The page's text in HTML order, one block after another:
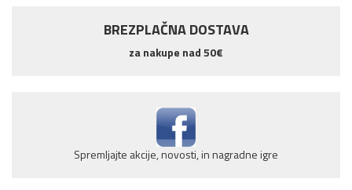
BREZPLAČNA DOSTAVA
za nakupe nad 50€
Spremljajte akcije, novosti, in nagradne igre